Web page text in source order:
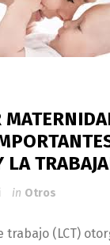
LA
in Otros
trabajo (LCT)